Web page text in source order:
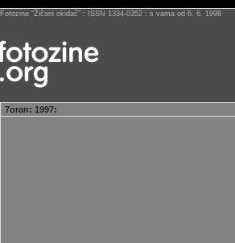
Fotozine “Žičani okidač” : ISSN 1334-0352 : s vama od 6. 6. 1998
7oran: 1997: